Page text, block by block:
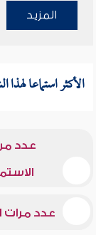
المزيد
الأكثر استماعا لهذا
عدد
عدد مرات